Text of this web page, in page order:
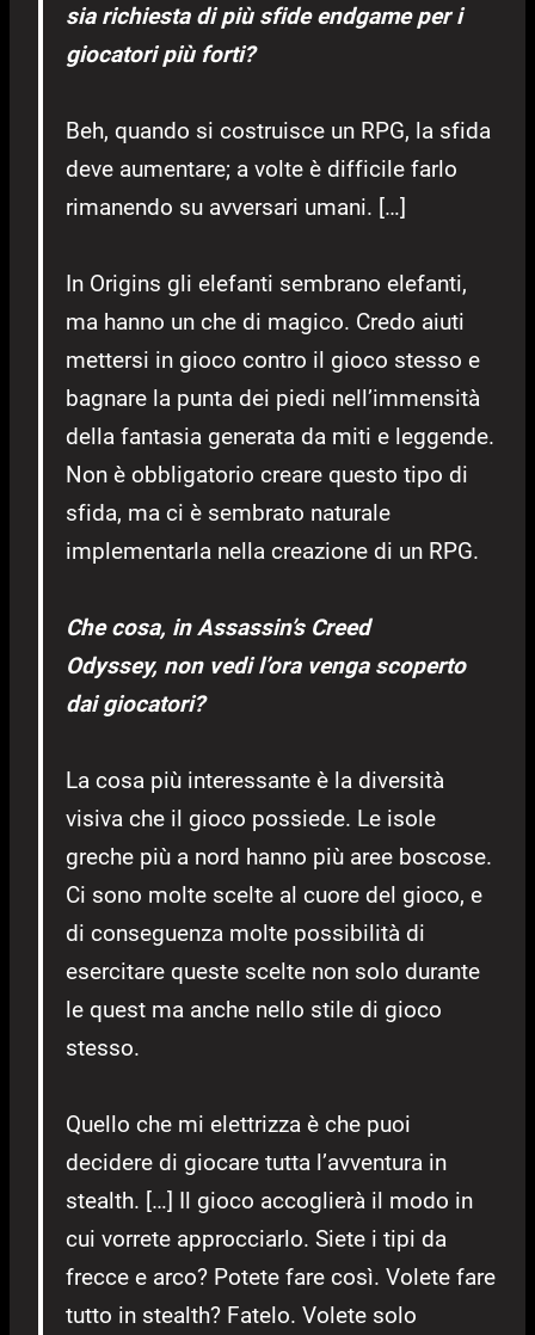
sia richiesta di più sfide endgame per i
giocatori più forti?
Beh, quando si costruisce un RPG, la sfida
deve aumentare; a volte è difficile farlo
rimanendo su avversari umani. […]
In Origins gli elefanti sembrano elefanti,
ma hanno un che di magico. Credo aiuti
mettersi in gioco contro il gioco stesso e
bagnare la punta dei piedi nell’immensità
della fantasia generata da miti e leggende.
Non è obbligatorio creare questo tipo di
sfida, ma ci è sembrato naturale
implementarla nella creazione di un RPG.
Che cosa, in Assassin’s Creed
Odyssey, non vedi l’ora venga scoperto
dai giocatori?
La cosa più interessante è la diversità
visiva che il gioco possiede. Le isole
greche più a nord hanno più aree boscose.
Ci sono molte scelte al cuore del gioco, e
di conseguenza molte possibilità di
esercitare queste scelte non solo durante
le quest ma anche nello stile di gioco
stesso.
Quello che mi elettrizza è che puoi
decidere di giocare tutta l’avventura in
stealth. […] Il gioco accoglierà il modo in
cui vorrete approcciarlo. Siete i tipi da
frecce e arco? Potete fare così. Volete fare
tutto in stealth? Fatelo. Volete solo